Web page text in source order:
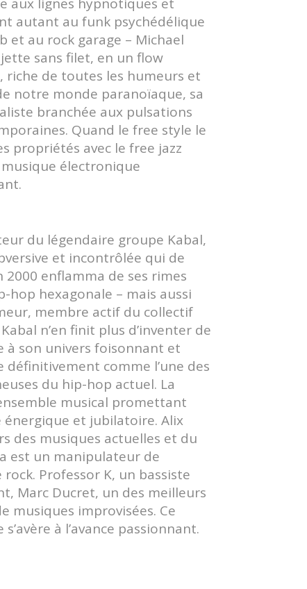
aux lignes hypnotiques et
autant au funk psychédélique
et au rock garage – Michael
sans filet, en un flow
de toutes les humeurs et
notre monde paranoïaque, sa
branchée aux pulsations
Quand le free style le
propriétés avec le free jazz
électronique
du légendaire groupe Kabal,
et incontrôlée qui de
2000 enflamma de ses rimes
hop hexagonale – mais aussi
membre actif du collectif
n’en finit plus d’inventer de
à son univers foisonnant et
définitivement comme l’une des
du hip-hop actuel. La
musical promettant
et jubilatoire. Alix
des musiques actuelles et du
est un manipulateur de
Professor K, un bassiste
Marc Ducret, un des meilleurs
musiques improvisées. Ce
à l’avance passionnant.